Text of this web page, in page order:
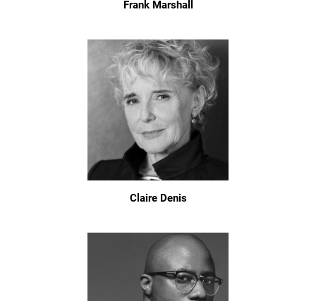
Frank Marshall
Claire Denis